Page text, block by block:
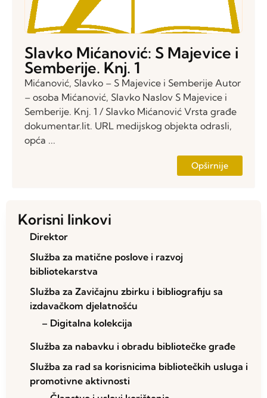
Slavko Mićanović: S Majevice i
Semberije. Knj. 1
Mićanović, Slavko – S Majevice i Semberije Autor
– osoba Mićanović, Slavko Naslov S Majevice i
Semberije. Knj. 1 / Slavko Mićanović Vrsta građe
dokumentar.lit. URL medijskog objekta odrasli,
opća ...
Opširnije
Korisni linkovi
Direktor
Služba za matične poslove i razvoj
bibliotekarstva
Služba za Zavičajnu zbirku i bibliografiju sa
izdavačkom djelatnošću
– Digitalna kolekcija
Služba za nabavku i obradu bibliotečke građe
Služba za rad sa korisnicima bibliotečkih usluga i
promotivne aktivnosti